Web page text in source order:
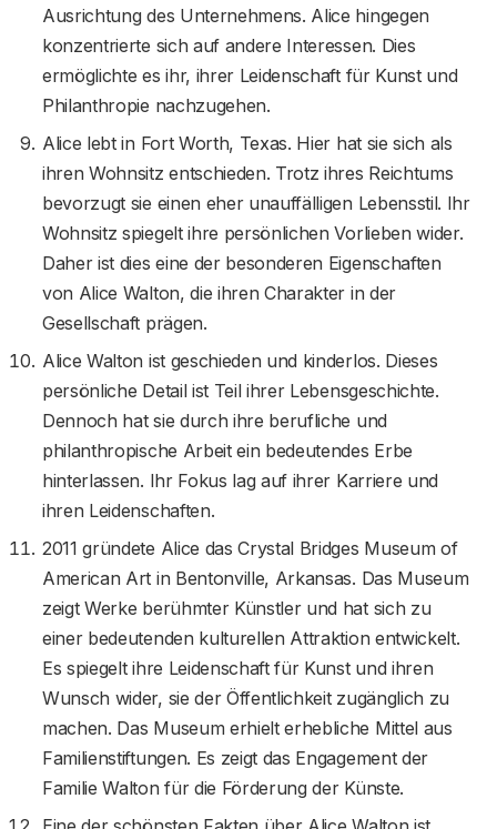
Ausrichtung des Unternehmens. Alice hingegen
konzentrierte sich auf andere Interessen. Dies
ermöglichte es ihr, ihrer Leidenschaft für Kunst und
Philanthropie nachzugehen.
Alice lebt in Fort Worth, Texas. Hier hat sie sich als
ihren Wohnsitz entschieden. Trotz ihres Reichtums
bevorzugt sie einen eher unauffälligen Lebensstil. Ihr
Wohnsitz spiegelt ihre persönlichen Vorlieben wider.
Daher ist dies eine der besonderen Eigenschaften
von Alice Walton, die ihren Charakter in der
Gesellschaft prägen.
Alice Walton ist geschieden und kinderlos. Dieses
persönliche Detail ist Teil ihrer Lebensgeschichte.
Dennoch hat sie durch ihre berufliche und
philanthropische Arbeit ein bedeutendes Erbe
hinterlassen. Ihr Fokus lag auf ihrer Karriere und
ihren Leidenschaften.
2011 gründete Alice das Crystal Bridges Museum of
American Art in Bentonville, Arkansas. Das Museum
zeigt Werke berühmter Künstler und hat sich zu
einer bedeutenden kulturellen Attraktion entwickelt.
Es spiegelt ihre Leidenschaft für Kunst und ihren
Wunsch wider, sie der Öffentlichkeit zugänglich zu
machen. Das Museum erhielt erhebliche Mittel aus
Familienstiftungen. Es zeigt das Engagement der
Familie Walton für die Förderung der Künste.